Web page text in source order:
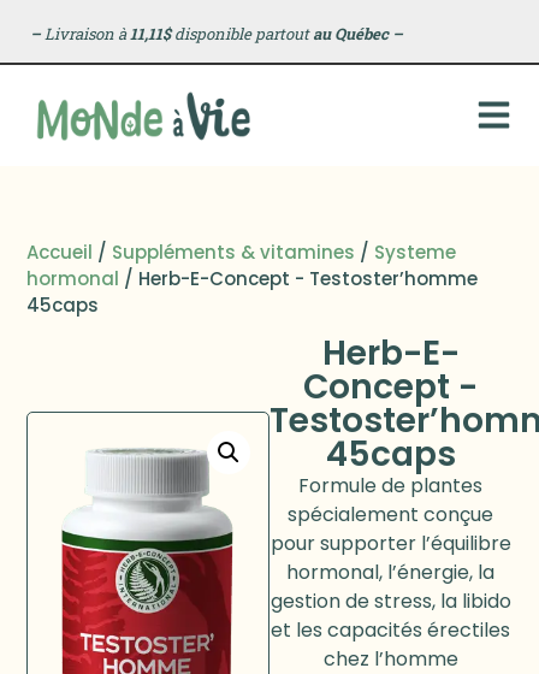
–Livraison à11,11$disponible partoutau Québec –
Accueil / Suppléments & vitamines / Systeme
hormonal / Herb-E-Concept - Testoster’homme
45caps
Herb-E-
Concept -
45caps
Formule de plantes
spécialement conçue
pour supporter l’équilibre
hormonal, l’énergie, la
gestion de stress, la libido
et les capacités érectiles
chez l’homme